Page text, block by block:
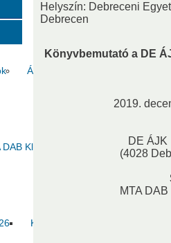
Állandó meghívottak
Klub Vendégszobák
Kiadvány pályázat 2026
Helyszín: Debreceni
Debrecen
Könyvbemutató a DE
2019.
DE ÁJK
(4028
MTA